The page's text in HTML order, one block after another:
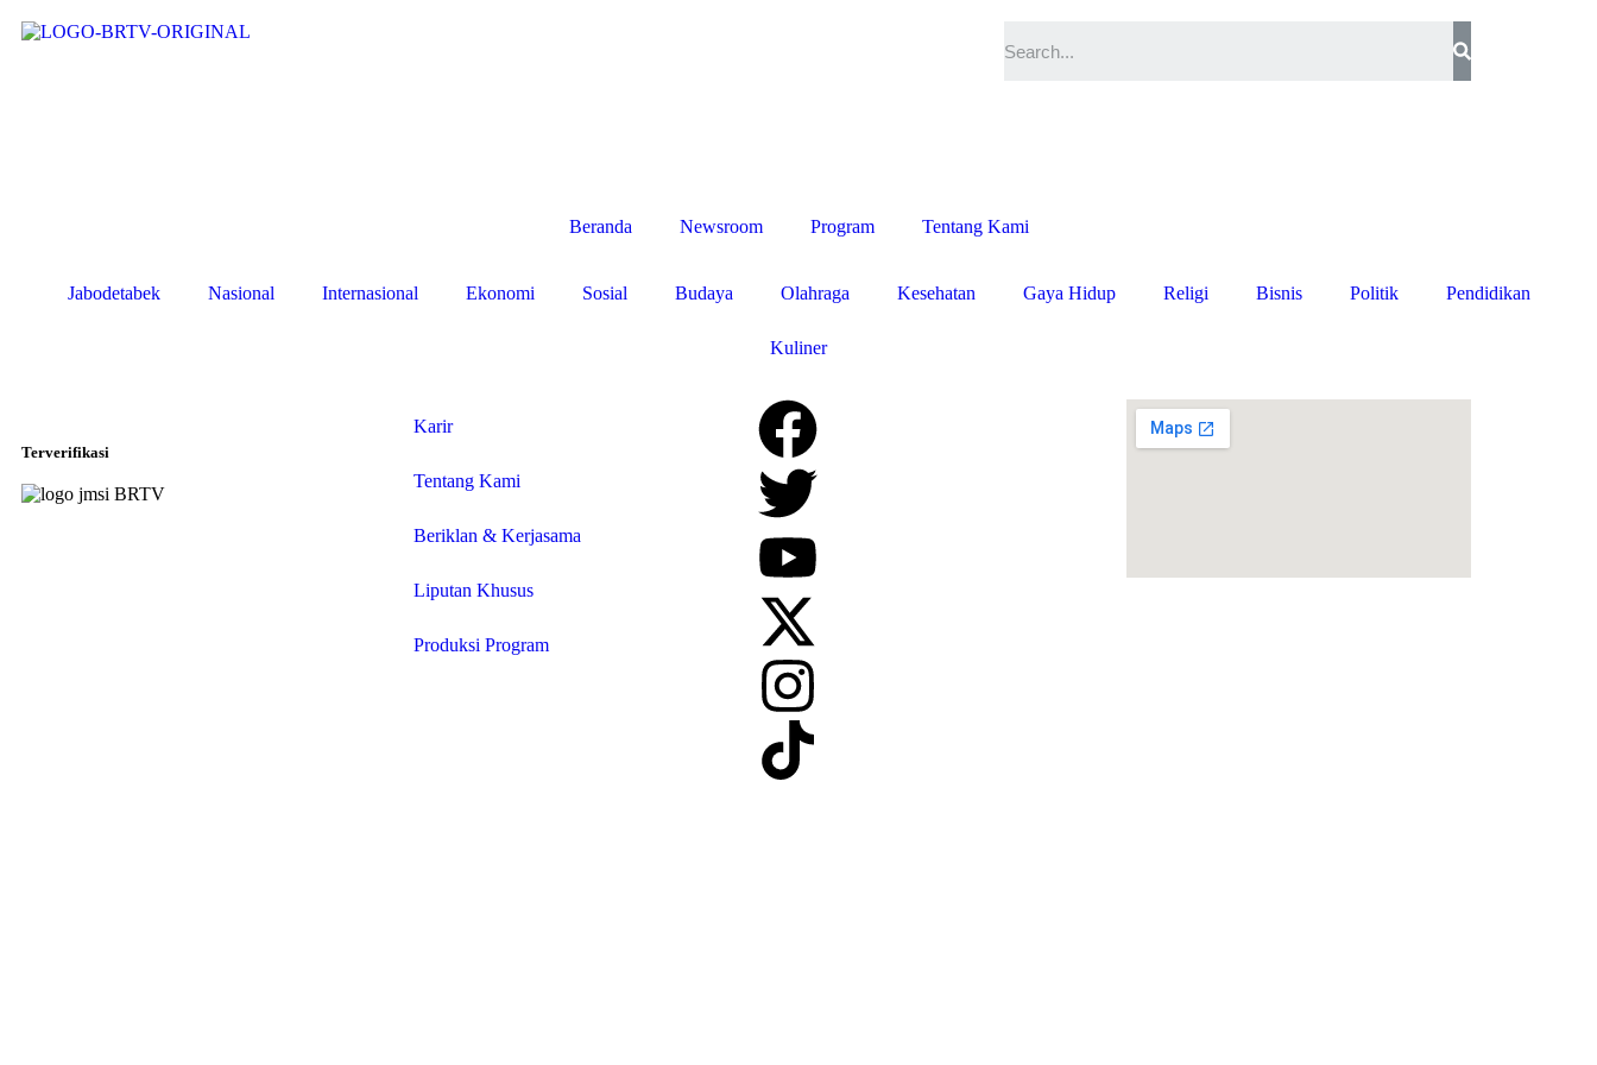
Beranda Newsroom Program Tentang Kami
Jabodetabek Nasional Internasional Ekonomi Sosial Budaya Olahraga Kesehatan Gaya Hidup Religi Bisnis Politik Pendidikan
Kuliner
Terverifikasi
Karir
Tentang Kami
Beriklan & Kerjasama
Liputan Khusus
Produksi Program